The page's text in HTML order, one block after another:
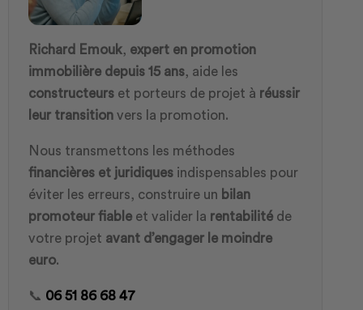
Richard Emouk, expert en promotion
immobilière depuis 15 ans, aide les
constructeurs et porteurs de projet à réussir
leur transition vers la promotion.
Nous transmettons les méthodes
financières et juridiques indispensables pour
éviter les erreurs, construire un bilan
promoteur fiable et valider la rentabilité de
votre projet avant d’engager le moindre
euro.
📞 06 51 86 68 47